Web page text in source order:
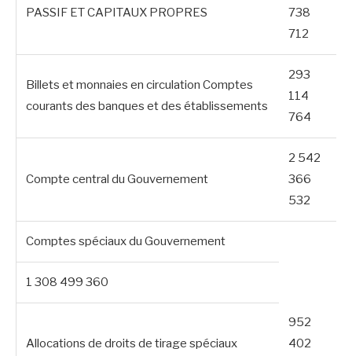
PASSIF ET CAPITAUX PROPRES
738
712
Billets et monnaies en circulation Comptes
courants des banques et des établissements
293
114
764
Compte central du Gouvernement
2 542
366
532
Comptes spéciaux du Gouvernement
1 308 499 360
Allocations de droits de tirage spéciaux
952
402